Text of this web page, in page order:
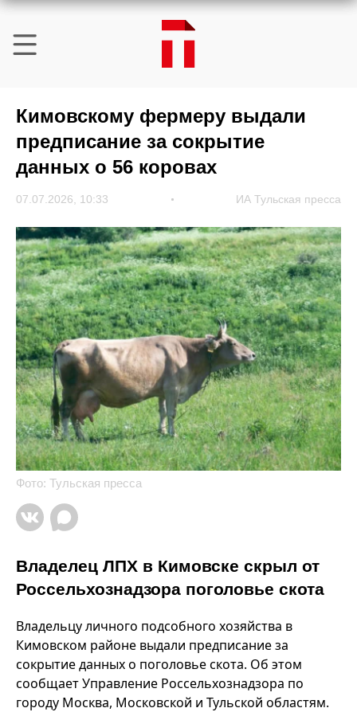
Кимовскому фермеру выдали
предписание за сокрытие
данных о 56 коровах
07.07.2026, 10:33 ИА Тульская пресса
Фото: Тульская пресса
Владелец ЛПХ в Кимовске скрыл от
Россельхознадзора поголовье скота
Владельцу личного подсобного хозяйства в
Кимовском районе выдали предписание за
сокрытие данных о поголовье скота. Об этом
сообщает Управление Россельхознадзора по
городу Москва, Московской и Тульской областям.